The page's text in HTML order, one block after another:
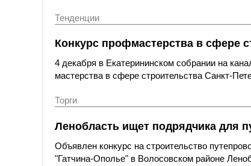
Тенденции
Конкурс профмастерства в сфере
4 декабря в Екатерининском собрании на
мастерства в сфере строительства Санкт-
Торги
Ленобласть ищет подрядчика для
Объявлен конкурс на строительство
"Гатчина-Ополье" в Волосовском районе